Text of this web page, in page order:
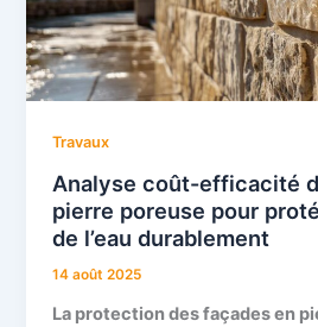
Travaux
Analyse coût-efficacité
pierre poreuse pour
de l’eau durablement
14 août 2025
La protection des façades en